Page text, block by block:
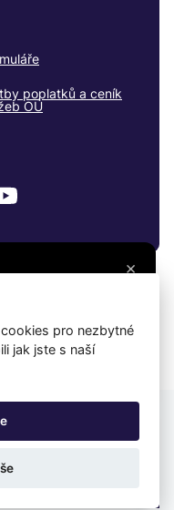
poplatků a ceník
OÚ
o přístupnosti
×
co vás
pro nezbytné
jak jste s naší